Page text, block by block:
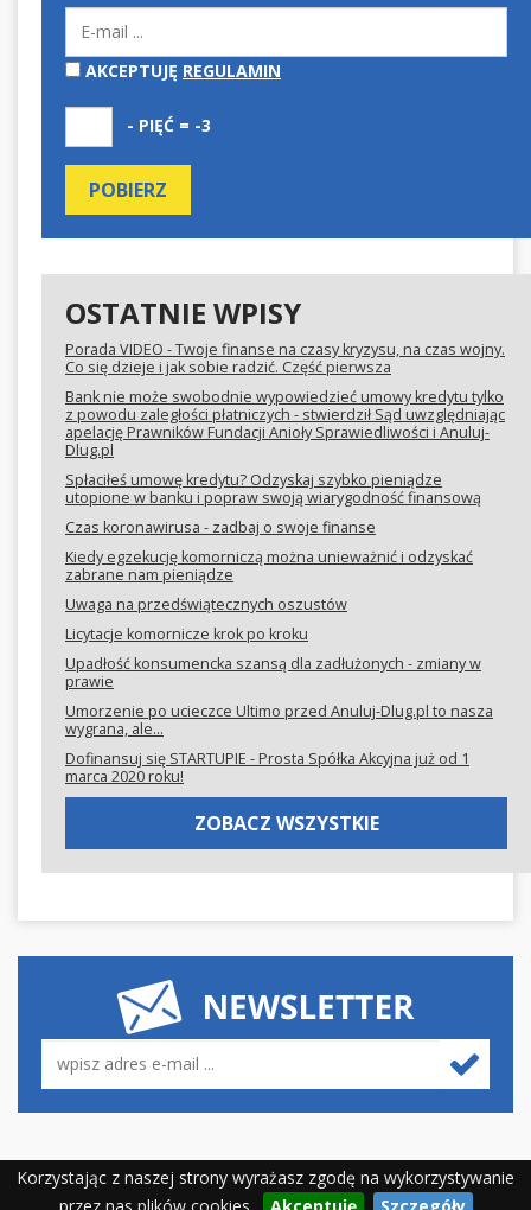
AKCEPTUJĘ REGULAMIN
- PIĘĆ = -3
OSTATNIE WPISY
Porada VIDEO - Twoje finanse na czasy kryzysu, na czas wojny.
Co się dzieje i jak sobie radzić. Część pierwsza
Bank nie może swobodnie wypowiedzieć umowy kredytu tylko
z powodu zaległości płatniczych - stwierdził Sąd uwzględniając
apelację Prawników Fundacji Anioły Sprawiedliwości i Anuluj-
Dlug.pl
Spłaciłeś umowę kredytu? Odzyskaj szybko pieniądze
utopione w banku i popraw swoją wiarygodność finansową
Czas koronawirusa - zadbaj o swoje finanse
Kiedy egzekucję komorniczą można unieważnić i odzyskać
zabrane nam pieniądze
Uwaga na przedświątecznych oszustów
Licytacje komornicze krok po kroku
Upadłość konsumencka szansą dla zadłużonych - zmiany w
prawie
Umorzenie po ucieczce Ultimo przed Anuluj-Dlug.pl to nasza
wygrana, ale...
Dofinansuj się STARTUPIE - Prosta Spółka Akcyjna już od 1
marca 2020 roku!
ZOBACZ WSZYSTKIE
Projekt: Realizacja:
Copyright © 2014 - 2026 Anuluj
Korzystając z naszej strony wyrażasz zgodę na wykorzystywanie